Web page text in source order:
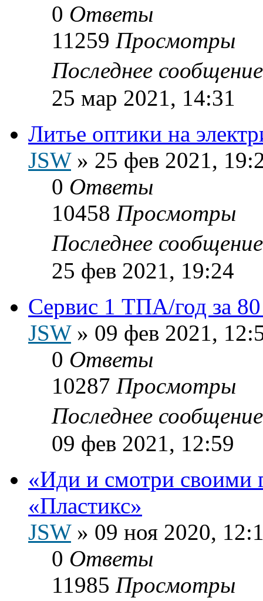
0 Ответы
11259 Просмотры
Последнее
25 мар 2021, 14:31
Литье оптики на
JSW» 25 фев 2021,
0 Ответы
10458 Просмотры
Последнее
25 фев 2021, 19:24
Сервис 1 ТПА/год за
JSW» 09 фев 2021,
0 Ответы
10287 Просмотры
Последнее
09 фев 2021, 12:59
«Иди и смотри своими
«Пластикс»
JSW» 09 ноя 2020,
0 Ответы
11985 Просмотры